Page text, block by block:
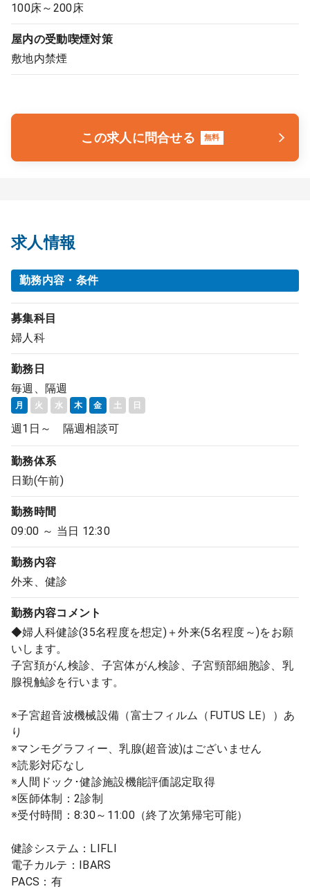
DtoDとは
お問合せ
採用をお考えの医療機関の方
100床～200床
屋内の受動喫煙対策
敷地内禁煙
この求人に問合せる 無料
求人情報
勤務内容・条件
募集科目
婦人科
勤務日
毎週、隔週
月 火 水 木 金 土 日
週1日～ 隔週相談可
勤務体系
日勤(午前)
勤務時間
09:00 ～ 当日 12:30
勤務内容
外来、健診
勤務内容コメント
◆婦人科健診(35名程度を想定)＋外来(5名程度～)をお願
いします。
子宮頚がん検診、子宮体がん検診、子宮頸部細胞診、乳
腺視触診を行います。
※子宮超音波機械設備（富士フィルム（FUTUS LE））あ
り
※マンモグラフィー、乳腺(超音波)はございません
※読影対応なし
※人間ドック･健診施設機能評価認定取得
※医師体制：2診制
※受付時間：8:30～11:00（終了次第帰宅可能）
健診システム：LIFLI
電子カルテ：IBARS
PACS：有